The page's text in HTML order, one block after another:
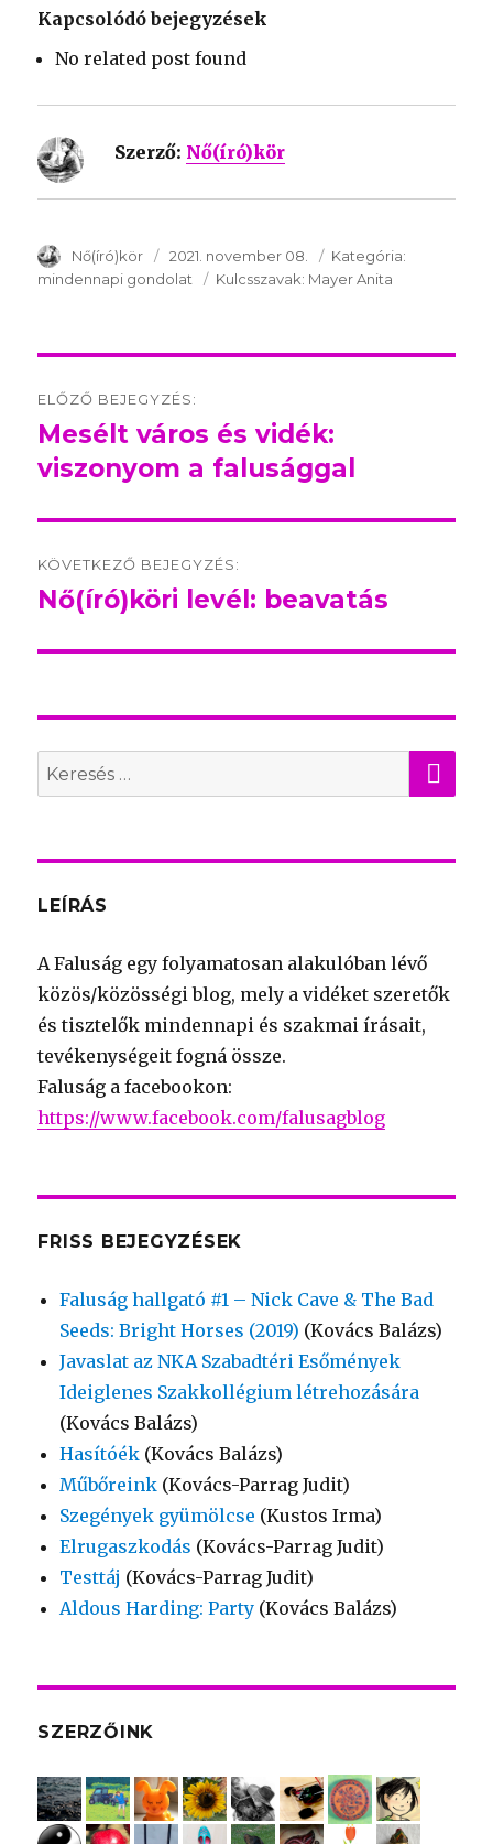
Kapcsolódó bejegyzések
No related post found
Szerző: Nő(író)kör
SzerzÅ
Nő(író)kör Közzétéve:
2021. november 08. Kategória:
mindennapi gondolat
Kulcsszavak: Kulcsszavak:
Mayer Anita
navigation
ELŐZŐ BEJEGYZÉS:
Előző
bejegyzés:
Mesélt város és vidék:
viszonyom a falusággal
KÖVETKEZŐ BEJEGYZÉS:
Következő
Nő(író)köri levél: beavatás
Search
for:
LEÍRÁS
A Faluság egy folyamatosan alakulóban lévő
közös/közösségi blog, mely a vidéket szeretők
és tisztelők mindennapi és szakmai írásait,
tevékenységeit fogná össze.
Faluság a facebookon:
https://www.facebook.com/falusagblog
FRISS BEJEGYZÉSEK
Faluság hallgató #1 – Nick Cave & The Bad
Seeds: Bright Horses (2019) (Kovács Balázs)
Javaslat az NKA Szabadtéri Esőmények
Ideiglenes Szakkollégium létrehozására
(Kovács Balázs)
Hasítóék (Kovács Balázs)
Műbőreink (Kovács-Parrag Judit)
Szegények gyümölcse (Kustos Irma)
Elrugaszkodás (Kovács-Parrag Judit)
Testtáj (Kovács-Parrag Judit)
Aldous Harding: Party (Kovács Balázs)
SZERZŐINK